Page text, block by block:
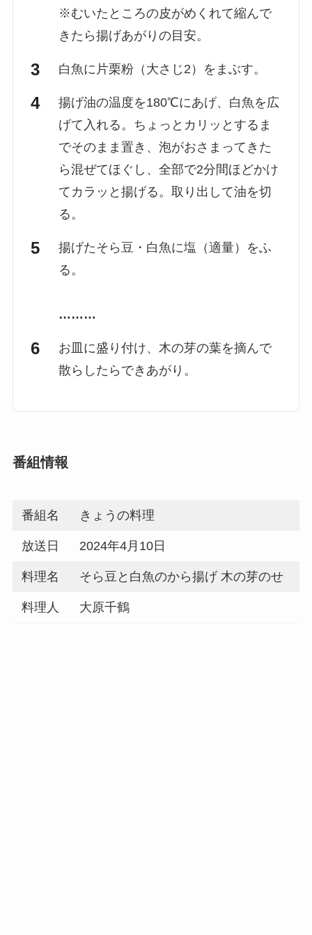
※むいたところの皮がめくれて縮んで
きたら揚げあがりの目安。
白魚に片栗粉（大さじ2）をまぶす。
揚げ油の温度を180℃にあげ、白魚を広
げて入れる。ちょっとカリッとするま
でそのまま置き、泡がおさまってきた
ら混ぜてほぐし、全部で2分間ほどかけ
てカラッと揚げる。取り出して油を切
る。
揚げたそら豆・白魚に塩（適量）をふ
る。
………
お皿に盛り付け、木の芽の葉を摘んで
散らしたらできあがり。
番組情報
番組名 きょうの料理
放送日 2024年4月10日
料理名 そら豆と白魚のから揚げ 木の芽のせ
料理人 大原千鶴